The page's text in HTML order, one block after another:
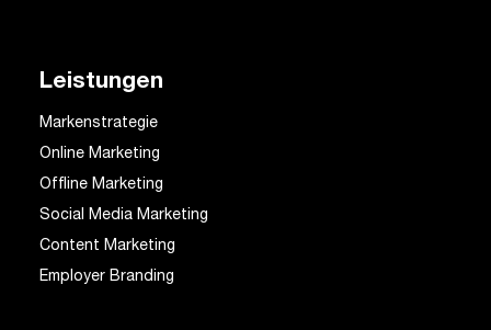
Leistungen
Markenstrategie
Online Marketing
Offline Marketing
Social Media Marketing
Content Marketing
Employer Branding